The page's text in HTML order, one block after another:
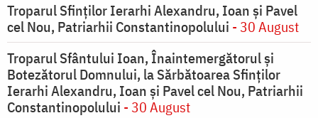
Troparul Sfinţilor Ierarhi Alexandru, Ioan şi Pavel
cel Nou, Patriarhii Constantinopolului - 30 August
Troparul Sfântului Ioan, Înaintemergătorul şi
Botezătorul Domnului, la Sărbătoarea Sfinţilor
Ierarhi Alexandru, Ioan şi Pavel cel Nou, Patriarhii
Constantinopolului - 30 August